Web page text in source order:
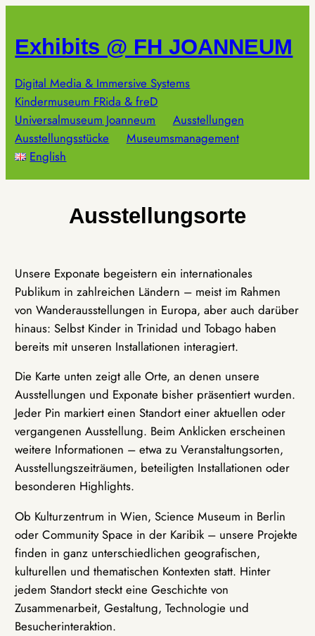
springen
Exhibits @ FH JOANNEUM
Digital Media & Immersive Systems
Kindermuseum FRida & freD
Universalmuseum Joanneum
Ausstellungen
Ausstellungsstücke
Museumsmanagement
English
Ausstellungsorte
Unsere Exponate begeistern ein internationales
Publikum in zahlreichen Ländern – meist im Rahmen
von Wanderausstellungen in Europa, aber auch darüber
hinaus: Selbst Kinder in Trinidad und Tobago haben
bereits mit unseren Installationen interagiert.
Die Karte unten zeigt alle Orte, an denen unsere
Ausstellungen und Exponate bisher präsentiert wurden.
Jeder Pin markiert einen Standort einer aktuellen oder
vergangenen Ausstellung. Beim Anklicken erscheinen
weitere Informationen – etwa zu Veranstaltungsorten,
Ausstellungszeiträumen, beteiligten Installationen oder
besonderen Highlights.
Ob Kulturzentrum in Wien, Science Museum in Berlin
oder Community Space in der Karibik – unsere Projekte
finden in ganz unterschiedlichen geografischen,
kulturellen und thematischen Kontexten statt. Hinter
jedem Standort steckt eine Geschichte von
Zusammenarbeit, Gestaltung, Technologie und
Besucherinteraktion.